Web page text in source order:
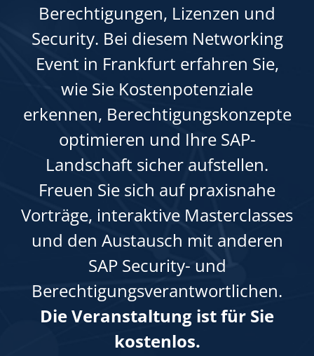
Berechtigungen, Lizenzen und
Security. Bei diesem Networking
Event in Frankfurt erfahren Sie,
wie Sie Kostenpotenziale
erkennen, Berechtigungskonzepte
optimieren und Ihre SAP-
Landschaft sicher aufstellen.
Freuen Sie sich auf praxisnahe
Vorträge, interaktive Masterclasses
und den Austausch mit anderen
SAP Security- und
Berechtigungsverantwortlichen.
Die Veranstaltung ist für Sie
kostenlos.